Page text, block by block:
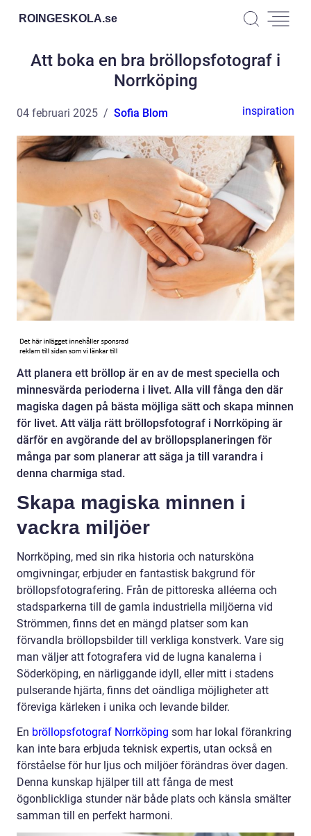
ROINGESKOLA.se
Att boka en bra bröllopsfotograf i
Norrköping
04 februari 2025 Sofia Blom inspiration
Att planera ett bröllop är en av de mest speciella och
minnesvärda perioderna i livet. Alla vill fånga den där
magiska dagen på bästa möjliga sätt och skapa minnen
för livet. Att välja rätt bröllopsfotograf i Norrköping är
därför en avgörande del av bröllopsplaneringen för
många par som planerar att säga ja till varandra i
denna charmiga stad.
Skapa magiska minnen i
vackra miljöer
Norrköping, med sin rika historia och natursköna
omgivningar, erbjuder en fantastisk bakgrund för
bröllopsfotografering. Från de pittoreska alléerna och
stadsparkerna till de gamla industriella miljöerna vid
Strömmen, finns det en mängd platser som kan
förvandla bröllopsbilder till verkliga konstverk. Vare sig
man väljer att fotografera vid de lugna kanalerna i
Söderköping, en närliggande idyll, eller mitt i stadens
pulserande hjärta, finns det oändliga möjligheter att
föreviga kärleken i unika och levande bilder.
En bröllopsfotograf Norrköping som har lokal förankring
kan inte bara erbjuda teknisk expertis, utan också en
förståelse för hur ljus och miljöer förändras över dagen.
Denna kunskap hjälper till att fånga de mest
ögonblickliga stunder när både plats och känsla smälter
samman till en perfekt harmoni.